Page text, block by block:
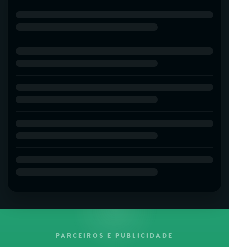
PARCEIROS E PUBLICIDADE